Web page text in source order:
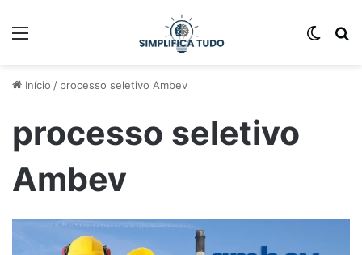
Início / processo seletivo Ambev
processo seletivo
Ambev